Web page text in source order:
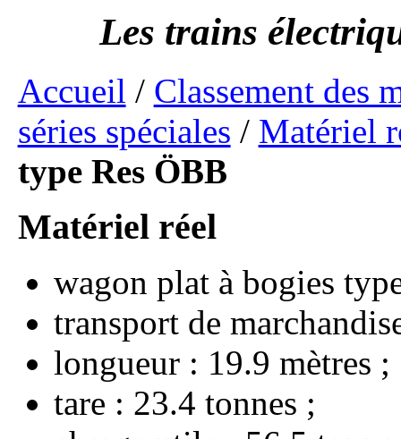
Accueil / Classement des
séries spéciales / Matériel
type Res ÖBB
wagon plat à bogies
transport de
longueur : 19.9 mètres
tare : 23.4 tonnes